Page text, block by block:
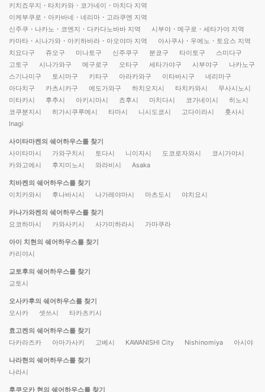
키치죠우지・타치카와・코가네이・마치다 지역
이케부쿠로・아카바네・네리마・고라쿠엔 지역
신주쿠・나카노・코엔지・다카다노바바 지역
시부야・메구로・세타가야 지역
카마타・시나가와・아키하바라・아오야마 지역
아사쿠사・우에노・토요스 지역
치요다구
쥬오구 미나토구 신주쿠구 분쿄구 타이토구
스미다구
고토구
시나가와구 메구로구 오타구 세타가야구 시부야구
나카노구
스기나미구
토시마구 키타구 아라카와구 이타바시구
네리마구
아다치구
카츠시카구 에도가와구 하치오지시 타치카와시
무사시노시
미타카시
후추시 아키시마시 쵸후시 마치다시 코가네이시
히노시
코쿠분지시
히가시쿠루메시 타마시 니시도쿄시 고다이라시
훗사시
Inagi
사이타마켄의 쉐어하우스를 찾기
사이타마시
가와구치시 토다시 니이자시 도코로자와시
코시가야시
카와고에시
후지미노시 와라비시 Asaka
치바켄의 쉐어하우스를 찾기
이치카와시
후나바시시 나가레야마시 마츠도시 야치요시
카나가와켄의 쉐어하우스를 찾기
요코하마시
카와사키시 사가미하라시 가마쿠라
아이 치현의 쉐어하우스를 찾기
카리야시
교토후의 쉐어하우스를 찾기
교토시
오사카후의 쉐어하우스를 찾기
오사카
셋쓰시 타카츠키시
효고켄의 쉐어하우스를 찾기
다카라즈카
아마가사키 고베시 KAWANISHI City Nishinomiya 아시야
나라현의 쉐어하우스를 찾기
나라시
후쿠오카 현의 쉐어하우스를 찾기